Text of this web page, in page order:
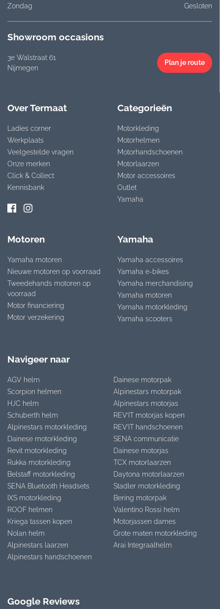
Zondag
Gesloten
Showroom occasions
3e Walstraat 61
Nijmegen
Plan je route
Over Termaat
Ladies corner
Werkplaats
Veelgestelde vragen
Onze merken
Click & Collect
Kennisbank
Categorieën
Motorkleding
Motorhelmen
Motorhandschoenen
Motorlaarzen
Motor accessoires
Outlet
Yamaha
Motoren
Yamaha motoren
Nieuwe motoren op voorraad
Tweedehands motoren op
voorraad
Motor financiering
Motor verzekering
Yamaha
Yamaha accessoires
Yamaha e-bikes
Yamaha merchandising
Yamaha motoren
Yamaha motorkleding
Yamaha scooters
Navigeer naar
AGV helm
Scorpion helmen
HJC helm
Schuberth helm
Alpinestars motorkleding
Dainese motorkleding
Revit motorkleding
Rukka motorkleding
Belstaff motorkleding
SENA Bluetooth Headsets
IXS motorkleding
ROOF helmen
Kriega tassen kopen
Nolan helm
Alpinestars laarzen
Alpinestars handschoenen
Dainese motorpak
Alpinestars motorpak
Alpinestars motorjas
REV’IT motorjas kopen
REV’IT handschoenen
SENA communicatie
Dainese motorjas
TCX motorlaarzen
Daytona motorlaarzen
Stadler motorkleding
Bering motorpak
Valentino Rossi helm
Motorjassen dames
Grote maten motorkleding
Arai Integraalhelm
Google Reviews